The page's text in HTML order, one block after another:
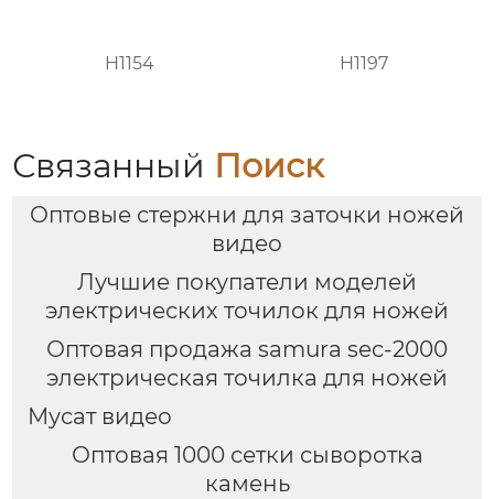
H1154 H1197
Связанный Поиск
Оптовые стержни для заточки ножей
видео
Лучшие покупатели моделей
электрических точилок для ножей
Оптовая продажа samura sec-2000
электрическая точилка для ножей
Мусат видео
Оптовая 1000 сетки сыворотка
камень